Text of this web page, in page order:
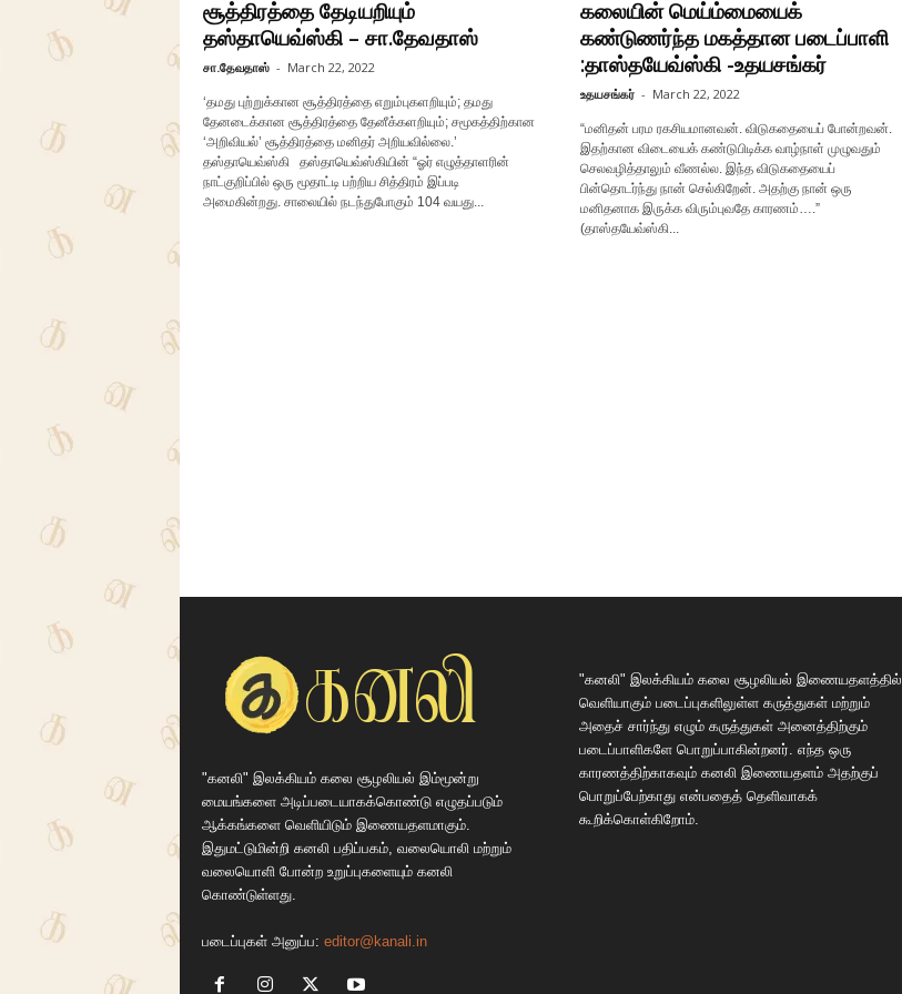
சூத்திரத்தை தேடியறியும்
தஸ்தாயெவ்ஸ்கி – சா.தேவதாஸ்
சா.தேவதாஸ் - March 22, 2022
‘தமது புற்றுக்கான சூத்திரத்தை எறும்புகளறியும்; தமது
தேனடைக்கான சூத்திரத்தை தேனீக்களறியும்; சமூகத்திற்கான
‘அறிவியல்’ சூத்திரத்தை மனிதர் அறியவில்லை.’
தஸ்தாயெவ்ஸ்கி தஸ்தாயெவ்ஸ்கியின் “ஓர் எழுத்தாளரின்
நாட்குறிப்பில் ஒரு மூதாட்டி பற்றிய சித்திரம் இப்படி
அமைகின்றது. சாலையில் நடந்துபோகும் 104 வயது...
கலையின் மெய்ம்மையைக்
கண்டுணர்ந்த மகத்தான படைப்பாளி
:தாஸ்தயேவ்ஸ்கி -உதயசங்கர்
உதயசங்கர் - March 22, 2022
“மனிதன் பரம ரகசியமானவன். விடுகதையைப் போன்றவன்.
இதற்கான விடையைக் கண்டுபிடிக்க வாழ்நாள் முழுவதும்
செலவழித்தாலும் வீணல்ல. இந்த விடுகதையைப்
பின்தொடர்ந்து நான் செல்கிறேன். அதற்கு நான் ஒரு
மனிதனாக இருக்க விரும்புவதே காரணம்….”
(தாஸ்தயேவ்ஸ்கி...
"கனலி" இலக்கியம் கலை சூழலியல் இம்மூன்று
மையங்களை அடிப்படையாகக்கொண்டு எழுதப்படும்
ஆக்கங்களை வெளியிடும் இணையதளமாகும்.
இதுமட்டுமின்றி கனலி பதிப்பகம், வலையொலி மற்றும்
வலையொளி போன்ற உறுப்புகளையும் கனலி
கொண்டுள்ளது.
படைப்புகள் அனுப்ப: editor@kanali.in
"கனலி" இலக்கியம் கலை சூழலியல் இணையதளத்தில்
வெளியாகும் படைப்புகளிலுள்ள கருத்துகள் மற்றும்
அதைச் சார்ந்து எழும் கருத்துகள் அனைத்திற்கும்
படைப்பாளிகளே பொறுப்பாகின்றனர். எந்த ஒரு
காரணத்திற்காகவும் கனலி இணையதளம் அதற்குப்
பொறுப்பேற்காது என்பதைத் தெளிவாகக்
கூறிக்கொள்கிறோம்.